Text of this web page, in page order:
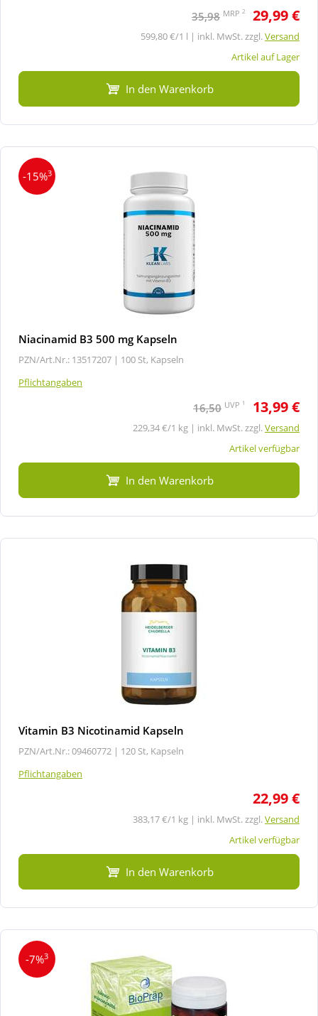
35,98 MRP 2 29,99 €
599,80 €/1 l | inkl. MwSt. zzgl.Versand
Artikel auf Lager
In den Warenkorb
-15%3
Niacinamid B3 500 mg Kapseln
PZN/Art.Nr.: 13517207 | 100 St, Kapseln
Pflichtangaben
16,50 UVP 1 13,99 €
229,34 €/1 kg | inkl. MwSt. zzgl.Versand
Artikel verfügbar
In den Warenkorb
Vitamin B3 Nicotinamid Kapseln
PZN/Art.Nr.: 09460772 | 120 St, Kapseln
Pflichtangaben
22,99 €
383,17 €/1 kg | inkl. MwSt. zzgl.Versand
Artikel verfügbar
In den Warenkorb
-7%3